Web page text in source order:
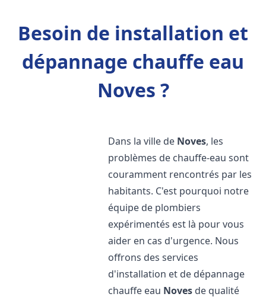
Besoin de installation et
dépannage chauffe eau
Noves ?
Dans la ville de Noves, les
problèmes de chauffe-eau sont
couramment rencontrés par les
habitants. C'est pourquoi notre
équipe de plombiers
expérimentés est là pour vous
aider en cas d'urgence. Nous
offrons des services
d'installation et de dépannage
chauffe eau Noves de qualité